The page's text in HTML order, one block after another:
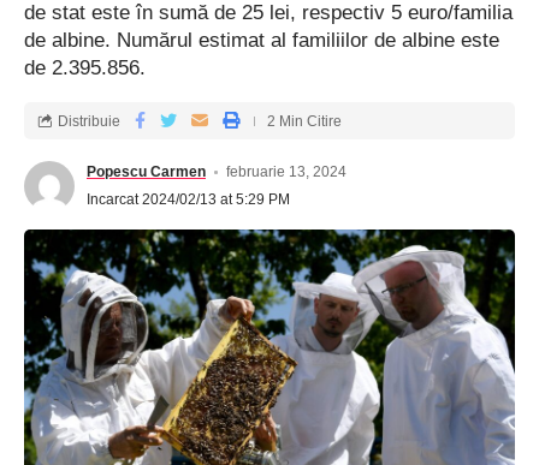
de stat este în sumă de 25 lei, respectiv 5 euro/familia
de albine. Numărul estimat al familiilor de albine este
de 2.395.856.
Popescu Carmen
februarie 13, 2024
Incarcat 2024/02/13 at 5:29 PM
Distribuie 2 Min Citire